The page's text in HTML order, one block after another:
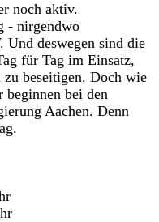
noch aktiv.
- nirgendwo
deswegen sind die
für Tag im Einsatz,
beseitigen. Doch wie
beginnen bei den
Aachen. Denn